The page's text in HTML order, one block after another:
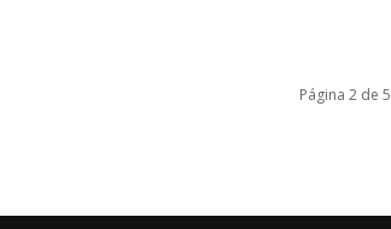
Página 2 de 5